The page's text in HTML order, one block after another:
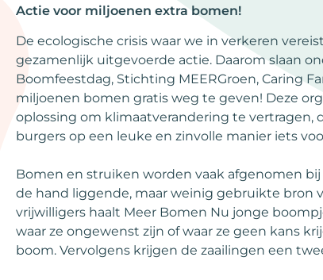
Actie voor miljoenen extra bomen!
De ecologische crisis waar we in verkeren
gezamenlijk uitgevoerde actie. Daarom slaan
Boomfeestdag, Stichting MEERGroen, Caring
miljoenen bomen gratis weg te geven! Deze
oplossing om klimaatverandering te vertragen,
burgers op een leuke en zinvolle manier iets
Bomen en struiken worden vaak afgenomen
de hand liggende, maar weinig gebruikte bron
vrijwilligers haalt Meer Bomen Nu jonge
waar ze ongewenst zijn of waar ze geen kans
boom. Vervolgens krijgen de zaailingen een